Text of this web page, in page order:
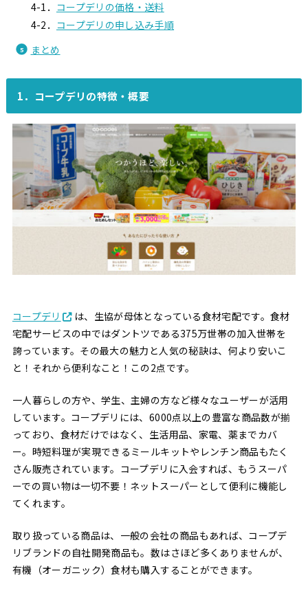
4-1． コープデリの価格・送料
4-2． コープデリの申し込み手順
まとめ
1．コープデリの特徴・概要
コープデリ
は、生協が母体となっている食材宅配です。食材
宅配サービスの中ではダントツである375万世帯の加入世帯を
誇っています。その最大の魅力と人気の秘訣は、何より安いこ
と！それから便利なこと！この2点です。
一人暮らしの方や、学生、主婦の方など様々なユーザーが活用
しています。コープデリには、6000点以上の豊富な商品数が揃
っており、食材だけではなく、生活用品、家電、薬までカバ
ー。時短料理が実現できるミールキットやレンチン商品もたく
さん販売されています。コープデリに入会すれば、もうスーパ
ーでの買い物は一切不要！ネットスーパーとして便利に機能し
てくれます。
取り扱っている商品は、一般の会社の商品もあれば、コープデ
リブランドの自社開発商品も。数はさほど多くありませんが、
有機（オーガニック）食材も購入することができます。